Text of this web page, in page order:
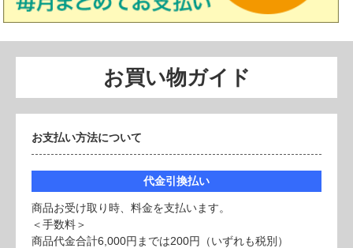
お買い物ガイド
お支払い方法について
代金引換払い
商品お受け取り時、料金を支払います。
＜手数料＞
商品代金合計6,000円までは200円（いずれも税別）